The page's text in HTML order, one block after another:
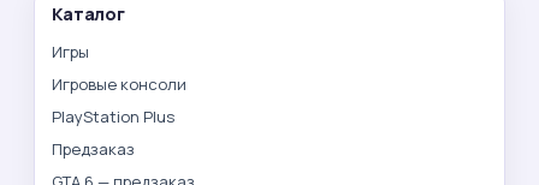
Каталог
Игры
Игровые консоли
PlayStation Plus
Предзаказ